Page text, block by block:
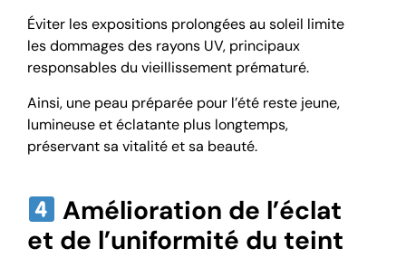
Éviter les expositions prolongées au soleil limite
les dommages des rayons UV, principaux
responsables du vieillissement prématuré.
Ainsi, une peau préparée pour l’été reste jeune,
lumineuse et éclatante plus longtemps,
préservant sa vitalité et sa beauté.
Amélioration de l’éclat
et de l’uniformité du teint